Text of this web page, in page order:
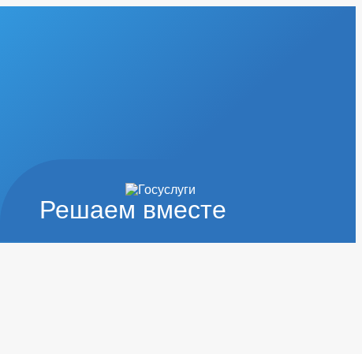
Решаем вместе